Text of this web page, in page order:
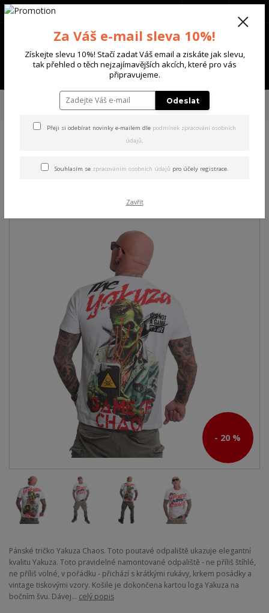
Menu
+420 702 136 620
TRIKA & TÍLKA
Yakuza pánské tričko Chaos Regular T-
Regular T-Shirt
- 20 %
Pánské tričko Yakuza Chaos. Toto poutavé odpaliště ukazuje elegantní
kvalitu Yakuza. Toto pravidelné namontované odpaliště - ne příliš štíhlé,
ne příliš volné, v pořádku - přichází s krátkými rukávy, krkem posádky a
vintage tiskovými vzory. Košile je dokončena kartou loga Yakuza na
bočním švu. Dávej... celý popis
Za Váš e-mail sleva 10%!
Získejte slevu 10%! Stačí zadat Váš email a ziskáte jak slevu,
tak přehled o těch nejzajímavějších akcích, které pro vás
připravujeme.
Odeslat
Přeji si odebírat novinky e-mailem dle podmínek zpracování osobních
údajů.
Souhlasím se zpracováním osobních údajů pro účely registrace.
Zavřít